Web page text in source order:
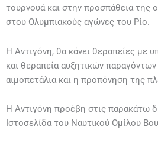
τουρνουά και στην προσπάθεια της
στου Ολυμπιακούς αγώνες του Ρίο.
Η Αντιγόνη, θα κάνει θεραπείες με
και θεραπεία αυξητικών
αιμοπετάλια και η προπόνηση της
Η Αντιγόνη προέβη στις παρακάτω
Ιστοσελίδα του Ναυτικού Ομίλου